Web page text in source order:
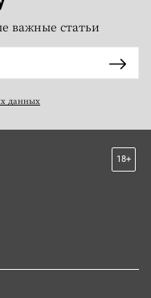
важные статьи
данных
18+